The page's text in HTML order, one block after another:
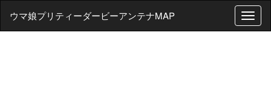
T
o
ウマ娘プリティーダービーアンテナMAP